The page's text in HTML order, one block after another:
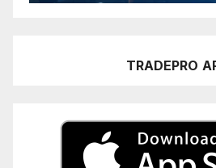
TRADEPRO